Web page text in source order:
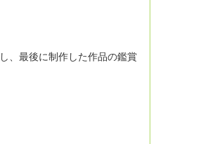
、最後に制作した作品の鑑賞